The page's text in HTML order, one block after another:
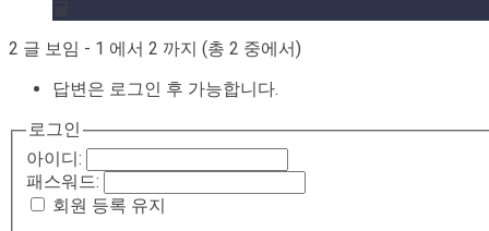
2 글 보임 - 1 에서 2 까지 (총 2 중에서)
답변은 로그인 후 가능합니다.
로그인
아이디:
패스워드:
회원 등록 유지